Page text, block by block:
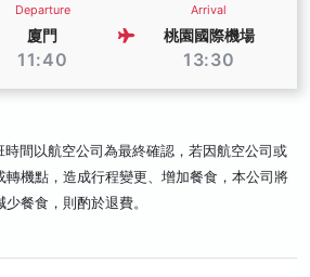
Departure
廈門
11:40
Arrival
桃園國際機場
13:30
間以航空公司為最終確認，若因航空公司或
轉機點，造成行程變更、增加餐食，本公司將
餐食，則酌於退費。